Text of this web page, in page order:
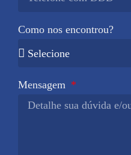
Como nos encontrou?
Mensagem